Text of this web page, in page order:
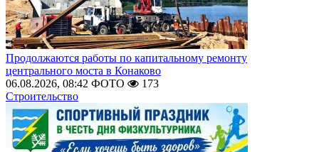
Продолжаются работы по капитальному ремонту
центрального моста в Конаково
06.08.2026, 08:42 ФОТО
173
Строительство